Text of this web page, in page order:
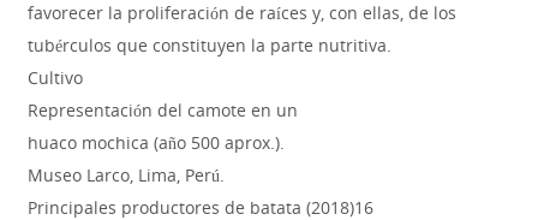
favorecer la proliferación de raíces y, con ellas, de los
tubérculos que constituyen la parte nutritiva.
Cultivo
Representación del camote en un
huaco mochica (año 500 aprox.).
Museo Larco, Lima, Perú.
Principales productores de batata (2018)16